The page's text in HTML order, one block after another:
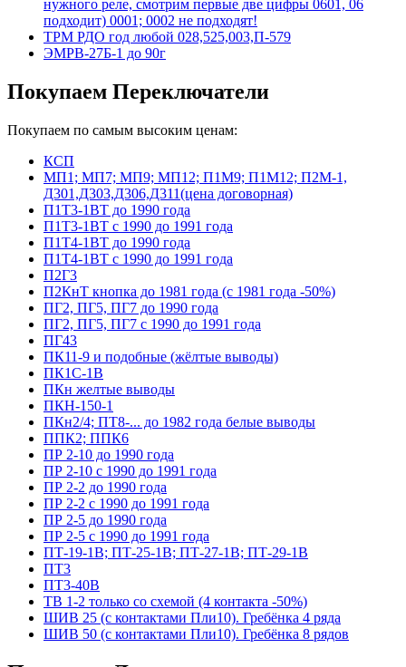
нужного реле, смотрим первые две цифры 0601, 06
подходит) 0001; 0002 не подходят!
ТРМ РДО год любой 028,525,003,П-579
ЭМРВ-27Б-1 до 90г
Покупаем Переключатели
Покупаем по самым высоким ценам:
КСП
МП1; МП7; МП9; МП12; П1М9; П1М12; П2М-1,
Д301,Д303,Д306,Д311(цена договорная)
П1Т3-1ВТ до 1990 года
П1Т3-1ВТ с 1990 до 1991 года
П1Т4-1ВТ до 1990 года
П1Т4-1ВТ с 1990 до 1991 года
П2Г3
П2КнТ кнопка до 1981 года (с 1981 года -50%)
ПГ2, ПГ5, ПГ7 до 1990 года
ПГ2, ПГ5, ПГ7 с 1990 до 1991 года
ПГ43
ПК11-9 и подобные (жёлтые выводы)
ПК1С-1В
ПКн желтые выводы
ПКН-150-1
ПКн2/4; ПТ8-... до 1982 года белые выводы
ППК2; ППК6
ПР 2-10 до 1990 года
ПР 2-10 с 1990 до 1991 года
ПР 2-2 до 1990 года
ПР 2-2 с 1990 до 1991 года
ПР 2-5 до 1990 года
ПР 2-5 с 1990 до 1991 года
ПТ-19-1В; ПТ-25-1В; ПТ-27-1В; ПТ-29-1В
ПТ3
ПТ3-40В
ТВ 1-2 только со схемой (4 контакта -50%)
ШИВ 25 (с контактами Пли10). Гребёнка 4 ряда
ШИВ 50 (с контактами Пли10). Гребёнка 8 рядов